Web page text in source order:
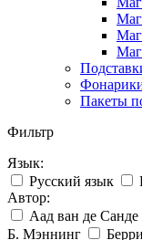
Пакеты
Фильтр
Язык:
Русский язык
Автор:
Аад ван де Санде
Б. Мэннинг